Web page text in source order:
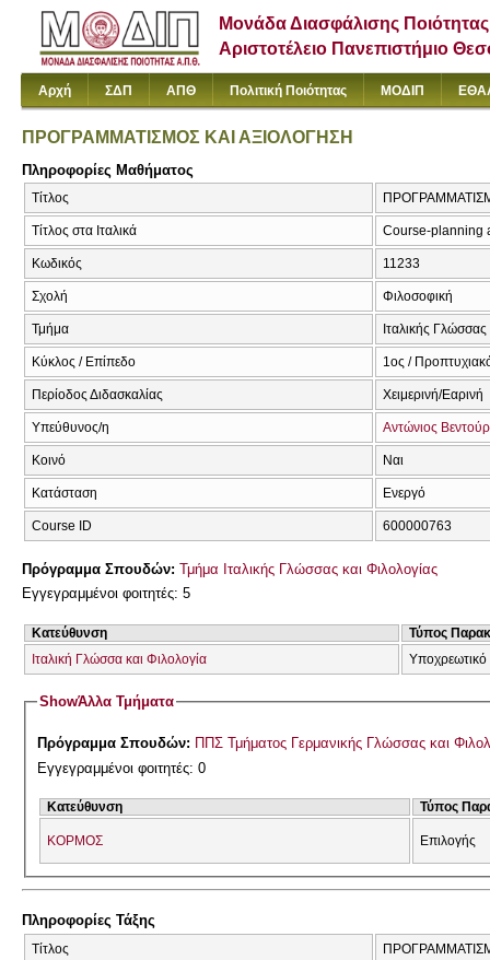
Μονάδα Διασφάλισης Ποιότητας
Αριστοτέλειο Πανεπιστήμιο
Αρχή ΣΔΠ ΑΠΘ Πολιτική Ποιότητας ΜΟΔΙΠ
ΠΡΟΓΡΑΜΜΑΤΙΣΜΟΣ ΚΑΙ ΑΞΙΟΛΟΓΗΣΗ
Πληροφορίες Μαθήματος
Τίτλος
Τίτλος στα Ιταλικά Course-planning
Κωδικός 11233
Σχολή Φιλοσοφική
Τμήμα Ιταλικής
Κύκλος / Επίπεδο 1ος /
Περίοδος Διδασκαλίας Χειμερινή/Εαρινή
Υπεύθυνος/η Αντώνιος
Κοινό Ναι
Κατάσταση Ενεργό
Course ID 600000763
Πρόγραμμα Σπουδών: Τμήμα Ιταλικής Γλώσσας και Φιλολογίας
Εγγεγραμμένοι φοιτητές: 5
Κατεύθυνση
Τύπος
Ιταλική Γλώσσα και Φιλολογία
Υποχρεωτικό
ShowΆλλα Τμήματα
Πρόγραμμα Σπουδών: ΠΠΣ Τμήματος Γερμανικής Γλώσσας και
Εγγεγραμμένοι φοιτητές: 0
Κατεύθυνση Τύπος
ΚΟΡΜΟΣ Επιλογής
Πληροφορίες Τάξης
Τίτλος